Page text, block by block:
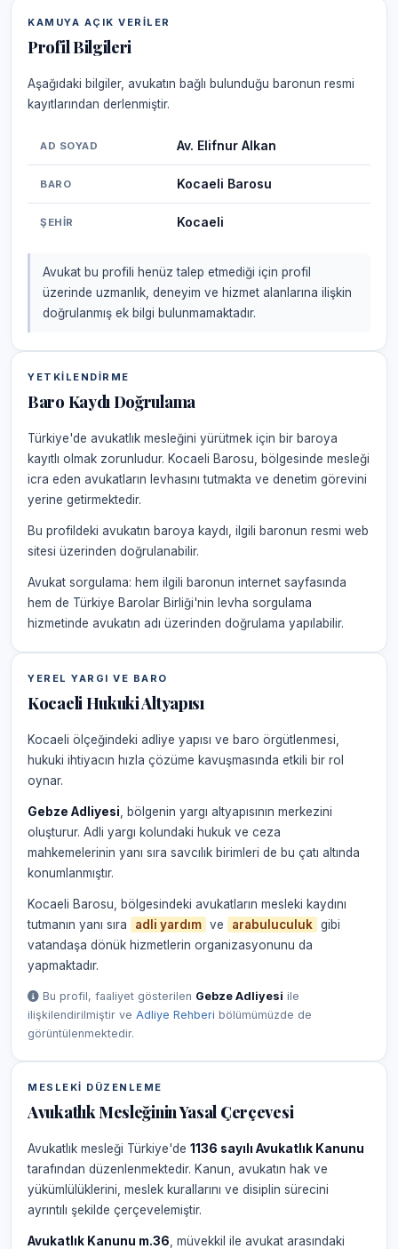
KAMUYA AÇIK VERILER
Profil Bilgileri
Aşağıdaki bilgiler, avukatın bağlı bulunduğu baronun resmi
kayıtlarından derlenmiştir.
AD SOYAD Av. Elifnur Alkan
BARO Kocaeli Barosu
ŞEHIR Kocaeli
Avukat bu profili henüz talep etmediği için profil
üzerinde uzmanlık, deneyim ve hizmet alanlarına ilişkin
doğrulanmış ek bilgi bulunmamaktadır.
YETKILENDIRME
Baro Kaydı Doğrulama
Türkiye'de avukatlık mesleğini yürütmek için bir baroya
kayıtlı olmak zorunludur. Kocaeli Barosu, bölgesinde mesleği
icra eden avukatların levhasını tutmakta ve denetim görevini
yerine getirmektedir.
Bu profildeki avukatın baroya kaydı, ilgili baronun resmi web
sitesi üzerinden doğrulanabilir.
Avukat sorgulama: hem ilgili baronun internet sayfasında
hem de Türkiye Barolar Birliği'nin levha sorgulama
hizmetinde avukatın adı üzerinden doğrulama yapılabilir.
YEREL YARGI VE BARO
Kocaeli Hukuki Altyapısı
Kocaeli ölçeğindeki adliye yapısı ve baro örgütlenmesi,
hukuki ihtiyacın hızla çözüme kavuşmasında etkili bir rol
oynar.
Gebze Adliyesi , bölgenin yargı altyapısının merkezini
oluşturur. Adli yargı kolundaki hukuk ve ceza
mahkemelerinin yanı sıra savcılık birimleri de bu çatı altında
konumlanmıştır.
Kocaeli Barosu, bölgesindeki avukatların mesleki kaydını
tutmanın yanı sıra
adli yardım ve arabuluculuk gibi
vatandaşa dönük hizmetlerin organizasyonunu da
yapmaktadır.
Bu profil, faaliyet gösterilen Gebze Adliyesi ile
ilişkilendirilmiştir ve Adliye Rehberi bölümümüzde de
görüntülenmektedir.
MESLEKI DÜZENLEME
Avukatlık Mesleğinin Yasal Çerçevesi
Avukatlık mesleği Türkiye'de 1136 sayılı Avukatlık Kanunu
tarafından düzenlenmektedir. Kanun, avukatın hak ve
yükümlülüklerini, meslek kurallarını ve disiplin sürecini
ayrıntılı şekilde çerçevelemiştir.
Avukatlık Kanunu m.36 , müvekkil ile avukat arasındaki